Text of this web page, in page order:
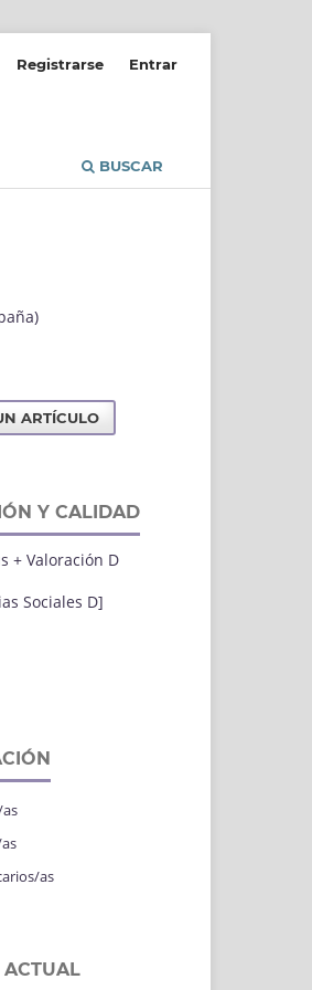
BUSCAR
Registrarse Entrar
ARTÍCULO
Y CALIDAD
+ Valoración D
Sociales D]
as